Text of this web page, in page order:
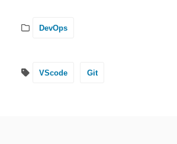
DevOps
VScode Git